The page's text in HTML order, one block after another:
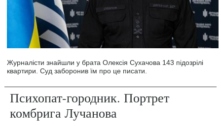
Журналісти знайшли у брата Олексія Сухачова 143 підозрілі
квартири. Суд заборонив їм про це писати.
Психопат-городник. Портрет
комбрига Лучанова